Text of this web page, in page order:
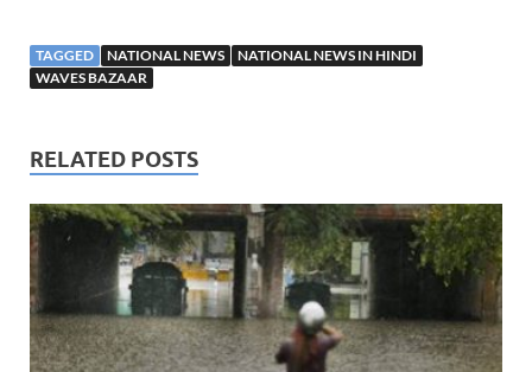
TAGGED NATIONAL NEWS
NATIONAL NEWS IN HINDI
WAVES BAZAAR
RELATED POSTS